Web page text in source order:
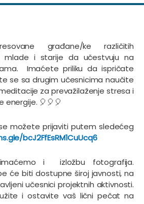
građane/ke različitih
i starije da učestvuju na
Imaćete priliku da ispričate
se sa drugim učesnicima naučite
za prevažilaženje stresa i
energije. 🎈🎈🎈
možete prijaviti putem sledećeg
bcJ2FfEsRM1CuUcq6
i izložbu fotografija.
će biti dostupne široj javnosti, na
učesnici projektnih aktivnosti.
i ostavite vaš lični pečat na